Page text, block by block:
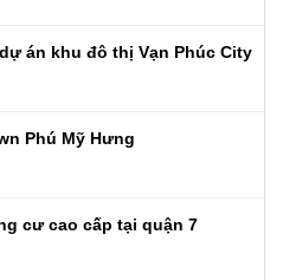
án khu đô thị Vạn Phúc City
Phú Mỹ Hưng
cư cao cấp tại quận 7